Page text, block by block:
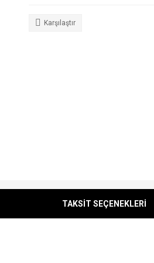
Karşılaştır
TAKSİT SEÇENEKLERİ